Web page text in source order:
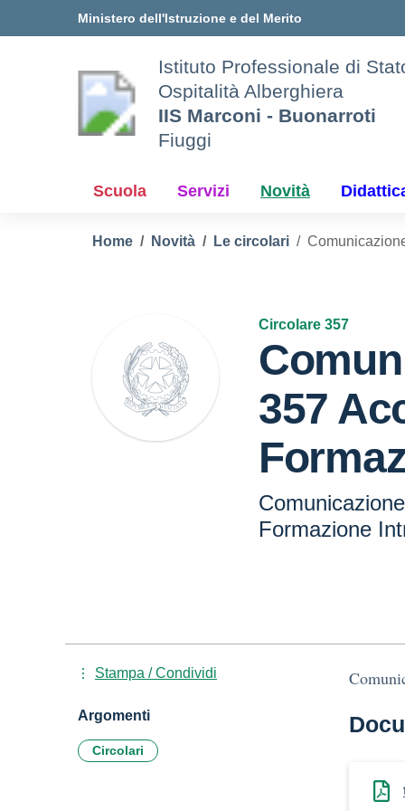
Ministero dell'Istruzione e del Merito
Istituto Professionale di
Ospitalità Alberghiera
IIS Marconi - Buonarroti
Fiuggi
Scuola Servizi Novità
Home Novità Le circolari
Circolare 357
357
Formazione
Stampa / Condividi
Argomenti
Circolari